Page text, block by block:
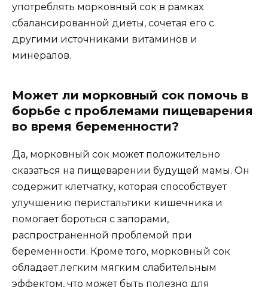
употреблять морковный сок в рамках
сбалансированной диеты, сочетая его с
другими источниками витаминов и
минералов.
Может ли морковный сок помочь в
борьбе с проблемами пищеварения
во время беременности?
Да, морковный сок может положительно
сказаться на пищеварении будущей мамы. Он
содержит клетчатку, которая способствует
улучшению перистальтики кишечника и
помогает бороться с запорами,
распространенной проблемой при
беременности. Кроме того, морковный сок
обладает легким мягким слабительным
эффектом, что может быть полезно для